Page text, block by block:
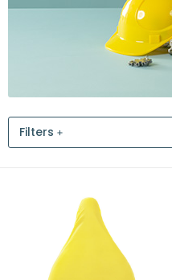
Outdoor en vrije tijd
Snoepgoed
Health en wellness
Kantoorartikelen
Filters